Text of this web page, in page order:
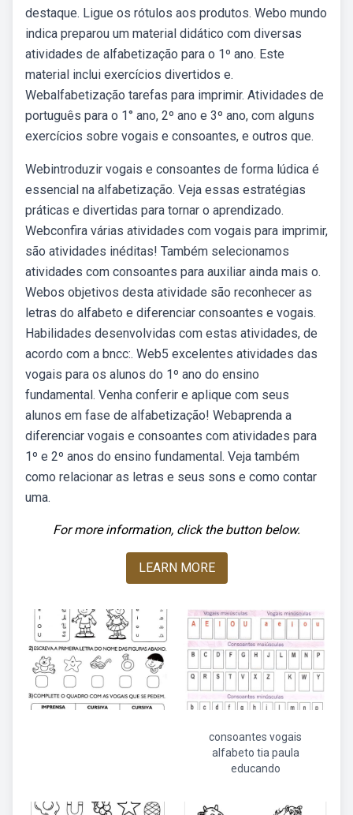
destaque. Ligue os rótulos aos produtos. Webo mundo
indica preparou um material didático com diversas
atividades de alfabetização para o 1º ano. Este
material inclui exercícios divertidos e.
Webalfabetização tarefas para imprimir. Atividades de
português para o 1° ano, 2º ano e 3º ano, com alguns
exercícios sobre vogais e consoantes, e outros que.
Webintroduzir vogais e consoantes de forma lúdica é
essencial na alfabetização. Veja essas estratégias
práticas e divertidas para tornar o aprendizado.
Webconfira várias atividades com vogais para imprimir,
são atividades inéditas! Também selecionamos
atividades com consoantes para auxiliar ainda mais o.
Webos objetivos desta atividade são reconhecer as
letras do alfabeto e diferenciar consoantes e vogais.
Habilidades desenvolvidas com estas atividades, de
acordo com a bncc:. Web5 excelentes atividades das
vogais para os alunos do 1º ano do ensino
fundamental. Venha conferir e aplique com seus
alunos em fase de alfabetização! Webaprenda a
diferenciar vogais e consoantes com atividades para
1º e 2º anos do ensino fundamental. Veja também
como relacionar as letras e seus sons e como contar
uma.
For more information, click the button below.
LEARN MORE
consoantes vogais
alfabeto tia paula
educando